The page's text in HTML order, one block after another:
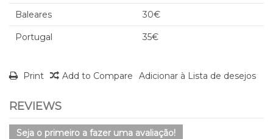
Baleares 30€
Portugal 35€
Print Add to Compare Adicionar à Lista de desejos
REVIEWS
Seja o primeiro a fazer uma avaliação!